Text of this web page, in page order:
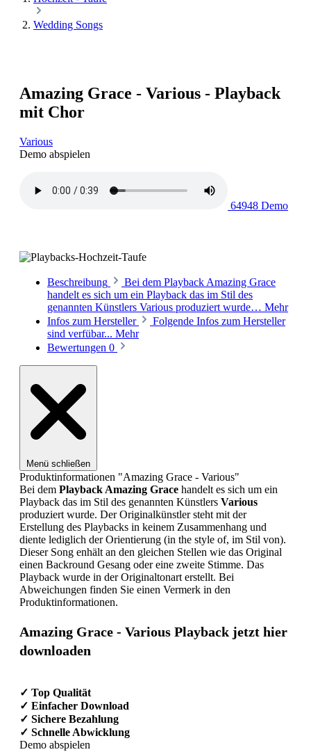
Wedding Songs
Amazing Grace - Various - Playback
mit Chor
Various
Demo abspielen
64948 Demo
Beschreibung
Bei dem Playback Amazing Grace
handelt es sich um ein Playback das im Stil des
genannten Künstlers Various produziert wurde… Mehr
Infos zum Hersteller
Folgende Infos zum Hersteller
sind verfübar... Mehr
Bewertungen 0
Menü schließen
Produktinformationen "Amazing Grace - Various"
Bei dem Playback Amazing Grace handelt es sich um ein
Playback das im Stil des genannten Künstlers Various
produziert wurde. Der Originalkünstler steht mit der
Erstellung des Playbacks in keinem Zusammenhang und
diente lediglich der Orientierung (in the style of, im Stil von).
Dieser Song enhält an den gleichen Stellen wie das Original
einen Backround Gesang oder eine zweite Stimme. Das
Playback wurde in der Originaltonart erstellt. Bei
Abweichungen finden Sie einen Vermerk in den
Produktinformationen.
Amazing Grace - Various Playback jetzt hier
downloaden
✓ Top Qualität
✓ Einfacher Download
✓ Sichere Bezahlung
✓ Schnelle Abwicklung
Demo abspielen